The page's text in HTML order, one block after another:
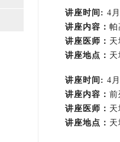
讲座时间: 4
讲座内容： 帕
讲座医师： 天
讲座地点：
讲座时间: 4
讲座内容： 前
讲座医师： 天
讲座地点：